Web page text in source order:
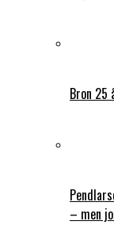
Bron 25
– men